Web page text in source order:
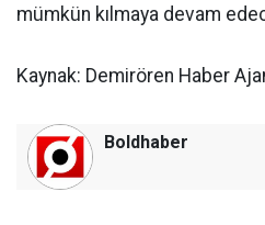
mümkün kılmaya devam
Kaynak: Demirören Haber
Boldhaber